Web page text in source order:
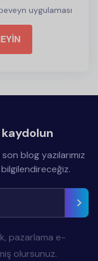
uygulaması
blog yazılarımız
pazarlama e-
olursunuz.